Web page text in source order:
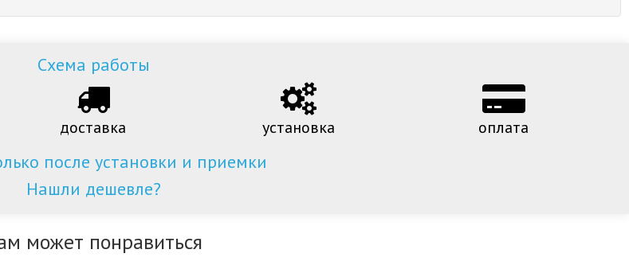
Схема работы
доставка установка оплата
после установки и приемки
Нашли дешевле?
может понравиться